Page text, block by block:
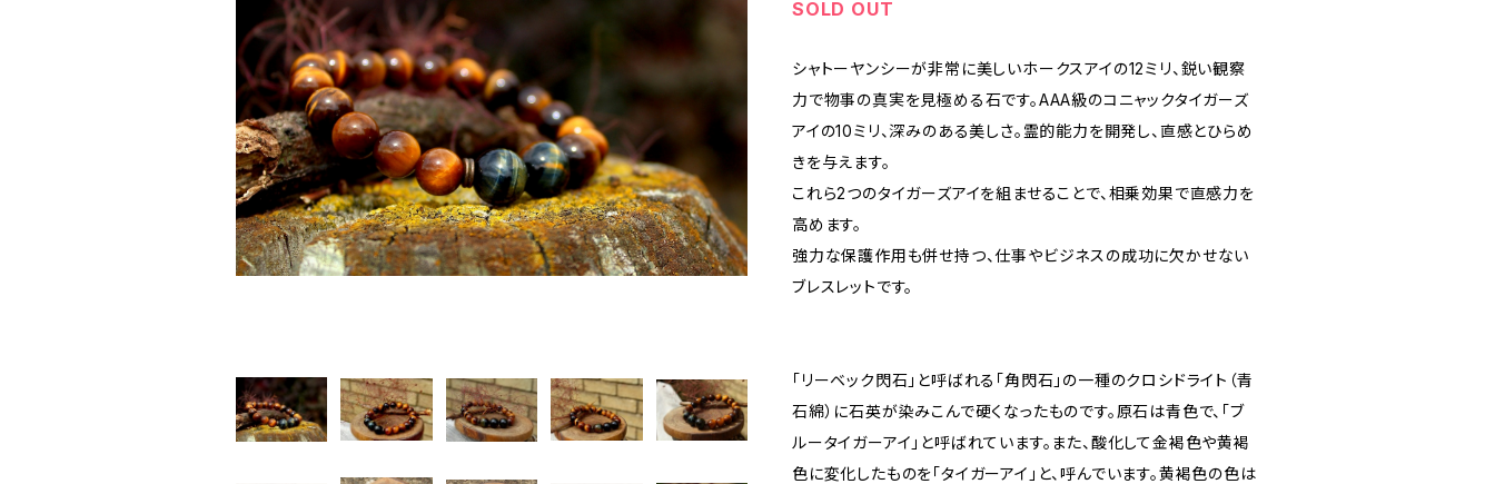
SOLD OUT
シャトーヤンシーが非常に美しいホークスアイの12ミリ、鋭い観察
力で物事の真実を見極める石です。AAA級のコニャックタイガーズ
アイの10ミリ、深みのある美しさ。霊的能力を開発し、直感とひらめ
きを与えます。
これら2つのタイガーズアイを組ませることで、相乗効果で直感力を
高めます。
強力な保護作用も併せ持つ、仕事やビジネスの成功に欠かせない
ブレスレットです。
「リーベック閃石」と呼ばれる「角閃石」の一種のクロシドライト（青
石綿）に石英が染みこんで硬くなったものです。原石は青色で、「ブ
ルータイガーアイ」と呼ばれています。また、酸化して金褐色や黄褐
色に変化したものを「タイガーアイ」と、呼んでいます。黄褐色の色は